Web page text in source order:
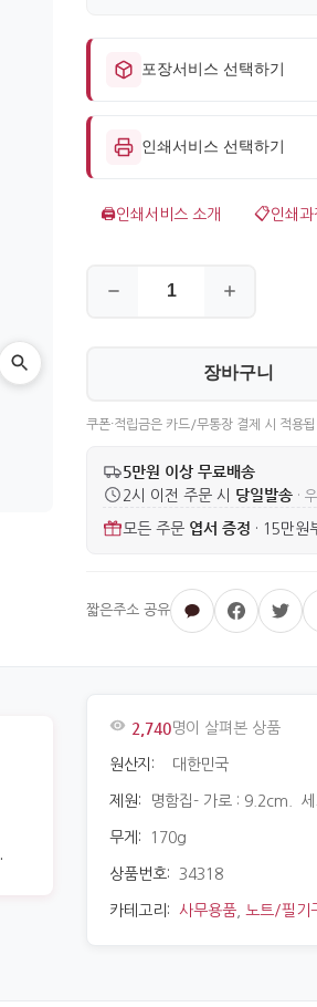
포장서비스 선택하기
인쇄서비스 선택하기
🖨️인쇄서비스 소개 📋인쇄
장바구니
쿠폰·적립금은 카드/무통장 결제 시 적용
5만원 이상 무료배송
2시 이전 주문 시 당일발송 ·
모든 주문 엽서 증정 · 15만원
2,740명이 살펴본 상품
원산지: 대한민국
제원: 명함집- 가로 : 9.2cm.
무게: 170g
상품번호: 34318
카테고리: 사무용품 노트/필기